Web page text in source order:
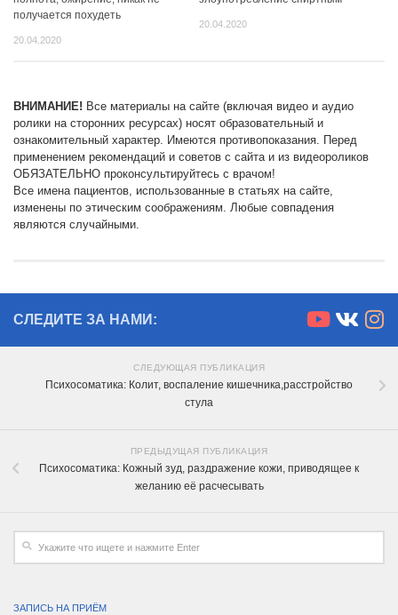
получается похудеть
20.04.2020
20.04.2020
ВНИМАНИЕ! Все материалы на сайте (включая видео и аудио
ролики на сторонних ресурсах) носят образовательный и
ознакомительный характер. Имеются противопоказания. Перед
применением рекомендаций и советов с сайта и из видеороликов
ОБЯЗАТЕЛЬНО проконсультируйтесь с врачом!
Все имена пациентов, использованные в статьях на сайте,
изменены по этическим соображениям. Любые совпадения
являются случайными.
СЛЕДИТЕ ЗА НАМИ:
СЛЕДУЮЩАЯ ПУБЛИКАЦИЯ
Психосоматика: Колит, воспаление кишечника,расстройство
стула
ПРЕДЫДУЩАЯ ПУБЛИКАЦИЯ
Психосоматика: Кожный зуд, раздражение кожи, приводящее к
желанию её расчесывать
ЗАПИСЬ НА ПРИЁМ